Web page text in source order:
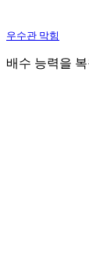
우수관 막힘
배수 능력을